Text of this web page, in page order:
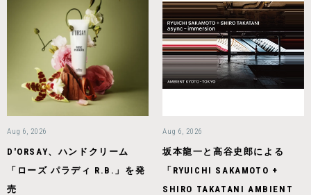
Aug 6, 2026
D'ORSAY、ハンドクリーム
「ローズ パラディ R.B.」を発
売
Aug 6, 2026
坂本龍一と高谷史郎による
「RYUICHI SAKAMOTO +
SHIRO TAKATANI AMBIENT